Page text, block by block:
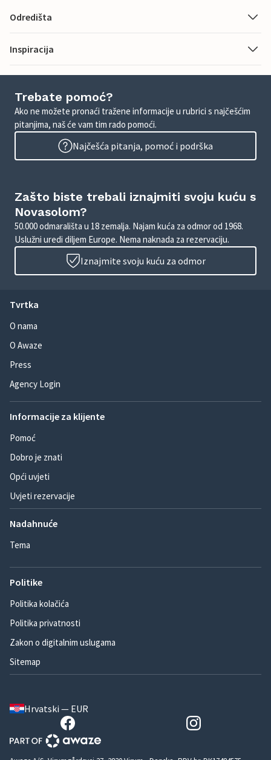
Odredišta
Inspiracija
Trebate pomoć?
Ako ne možete pronaći tražene informacije u rubrici s najčešćim
pitanjima, naš će vam tim rado pomoći.
Najčešća pitanja, pomoć i podrška
Zašto biste trebali iznajmiti svoju kuću s
Novasolom?
50.000 odmarališta u 18 zemalja. Najam kuća za odmor od 1968.
Uslužni uredi diljem Europe. Nema naknada za rezervaciju.
Iznajmite svoju kuću za odmor
Tvrtka
O nama
O Awaze
Press
Agency Login
Informacije za klijente
Pomoć
Dobro je znati
Opći uvjeti
Uvjeti rezervacije
Nadahnuće
Tema
Politike
Politika kolačića
Politika privatnosti
Zakon o digitalnim uslugama
Sitemap
Hrvatski — EUR